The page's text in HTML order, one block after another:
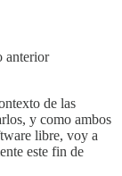
anterior
de las
y como ambos
libre, voy a
este fin de